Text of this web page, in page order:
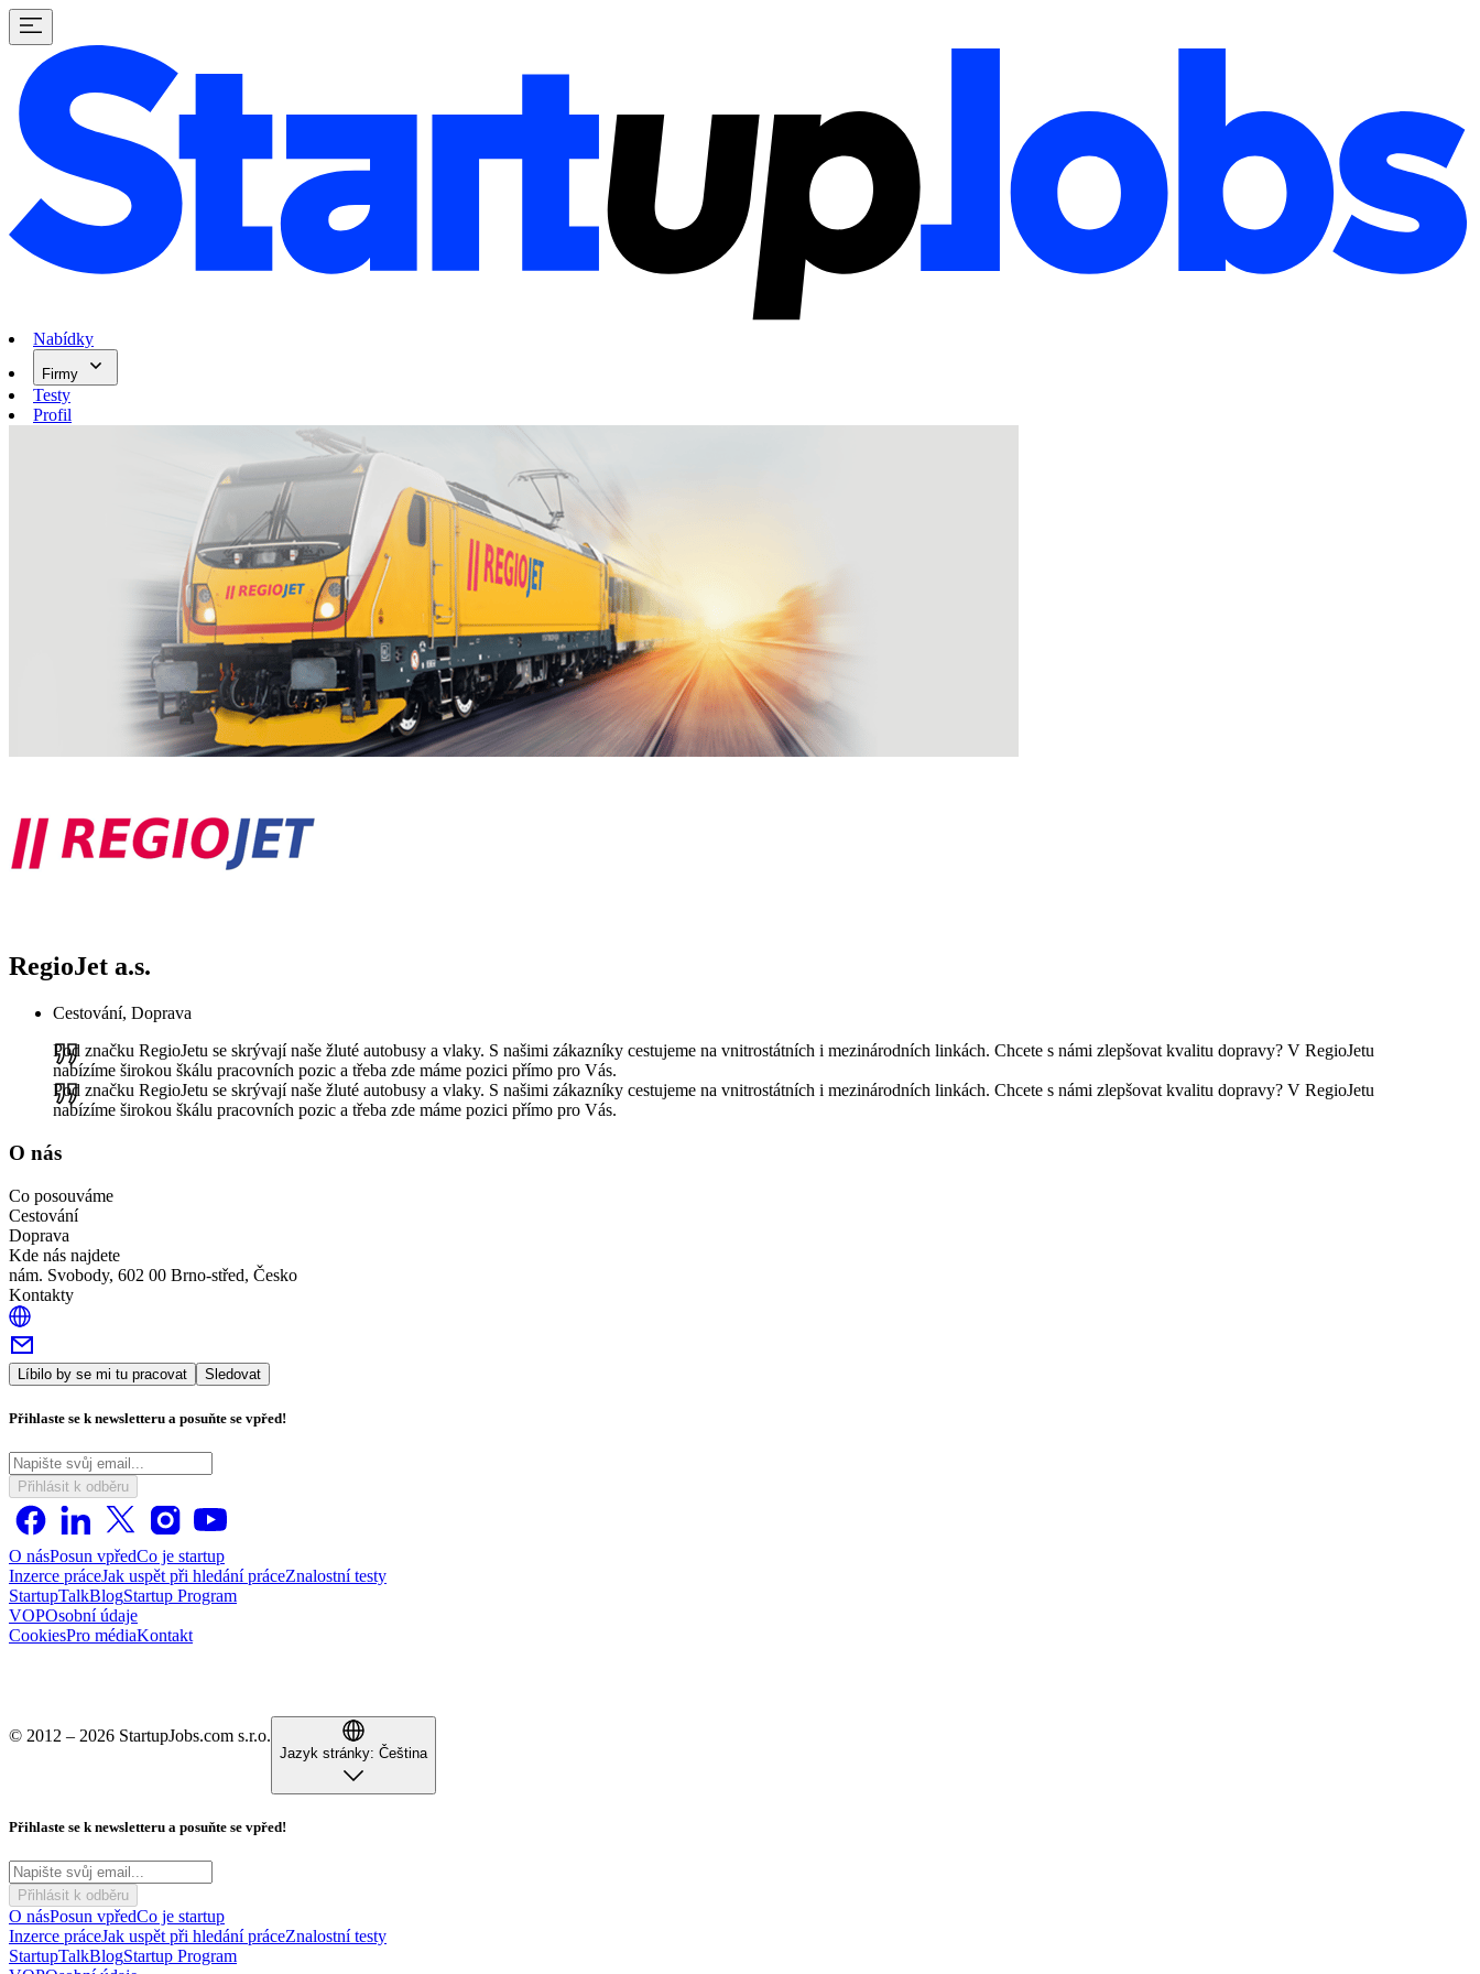
Nabídky
Firmy
Testy
Profil
RegioJet a.s.
Cestování, Doprava
Pod značku RegioJetu se skrývají naše žluté autobusy a vlaky. S našimi zákazníky cestujeme na vnitrostátních i mezinárodních linkách. Chcete s námi zlepšovat kvalitu dopravy? V RegioJetu
nabízíme širokou škálu pracovních pozic a třeba zde máme pozici přímo pro Vás.
Pod značku RegioJetu se skrývají naše žluté autobusy a vlaky. S našimi zákazníky cestujeme na vnitrostátních i mezinárodních linkách. Chcete s námi zlepšovat kvalitu dopravy? V RegioJetu
nabízíme širokou škálu pracovních pozic a třeba zde máme pozici přímo pro Vás.
O nás
Co posouváme
Cestování
Doprava
Kde nás najdete
nám. Svobody, 602 00 Brno-střed, Česko
Kontakty
Líbilo by se mi tu pracovat Sledovat
Přihlaste se k newsletteru a posuňte se vpřed!
Přihlásit k odběru
O násPosun vpředCo je startup
Inzerce práceJak uspět při hledání práceZnalostní testy
StartupTalkBlogStartup Program
VOPOsobní údaje
CookiesPro médiaKontakt
© 2012 – 2026 StartupJobs.com s.r.o.
Jazyk stránky: Čeština
Přihlaste se k newsletteru a posuňte se vpřed!
Přihlásit k odběru
O násPosun vpředCo je startup
Inzerce práceJak uspět při hledání práceZnalostní testy
StartupTalkBlogStartup Program